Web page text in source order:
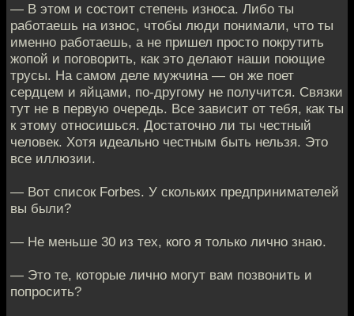
— В этом и состоит степень износа. Либо ты
работаешь на износ, чтобы люди понимали, что ты
именно работаешь, а не пришел просто покрутить
жопой и поговорить, как это делают наши поющие
трусы. На самом деле мужчина — он же поет
сердцем и яйцами, по-другому не получится. Связки
тут не в первую очередь. Все зависит от тебя, как ты
к этому относишься. Достаточно ли ты честный
человек. Хотя идеально честным быть нельзя. Это
все иллюзии.
— Вот список Forbes. У скольких предпринимателей
вы были?
— Не меньше 30 из тех, кого я только лично знаю.
— Это те, которые лично могут вам позвонить и
попросить?